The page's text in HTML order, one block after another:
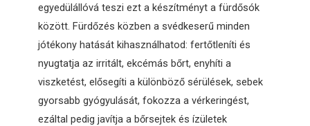
egyedülállóvá teszi ezt a készítményt a fürdősók
között. Fürdőzés közben a svédkeserű minden
jótékony hatását kihasználhatod: fertőtleníti és
nyugtatja az irritált, ekcémás bőrt, enyhíti a
viszketést, elősegíti a különböző sérülések, sebek
gyorsabb gyógyulását, fokozza a vérkeringést,
ezáltal pedig javítja a bőrsejtek és ízületek